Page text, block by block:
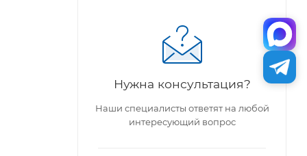
Нужна консультация?
Наши специалисты ответят на любой
интересующий вопрос